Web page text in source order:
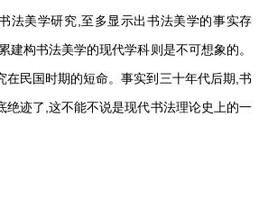
法美学研究,至多显示出书法美学的事实存
建构书法美学的现代学科则是不可想象的。
在民国时期的短命。事实到三十年代后期,书
绝迹了,这不能不说是现代书法理论史上的一